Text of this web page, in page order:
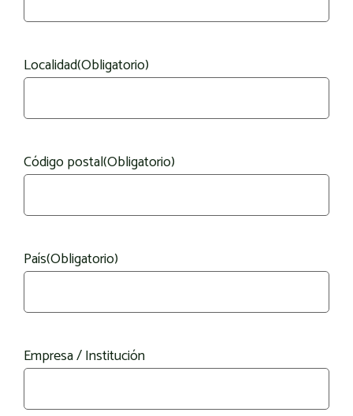
Localidad(Obligatorio)
Código postal(Obligatorio)
País(Obligatorio)
Empresa / Institución